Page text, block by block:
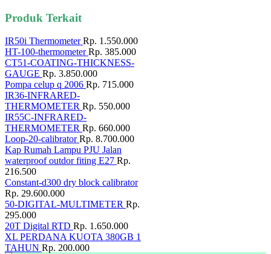
Produk Terkait
IR50i ThermometerRp. 1.550.000
HT-100-thermometerRp. 385.000
CT51-COATING-THICKNESS-
GAUGE Rp. 3.850.000
Pompa celup q 2006 Rp. 715.000
IR36-INFRARED-
THERMOMETER Rp. 550.000
IR55C-INFRARED-
THERMOMETER Rp. 660.000
Loop-20-calibratorRp. 8.700.000
Kap Rumah Lampu PJU Jalan
waterproof outdor fiting E27 Rp.
216.500
Constant-d300 dry block calibrator
Rp. 29.600.000
50-DIGITAL-MULTIMETER Rp.
295.000
20T Digital RTD Rp. 1.650.000
XL PERDANA KUOTA 380GB 1
TAHUN Rp. 200.000